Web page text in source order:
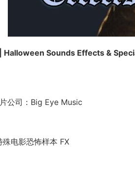
Halloween Sounds Effects &
公司：Big Eye Music
电影恐怖样本 FX